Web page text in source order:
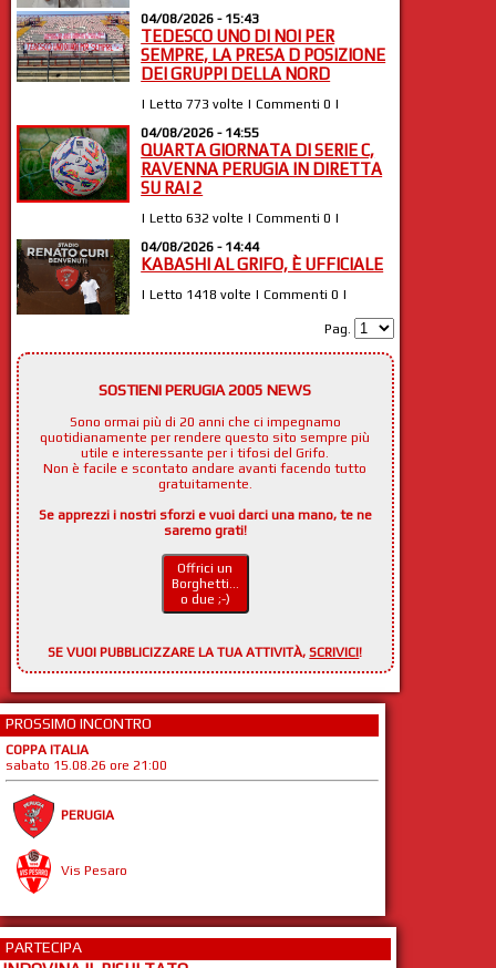
04/08/2026 - 15:43
TEDESCO UNO DI NOI PER
SEMPRE, LA PRESA D POSIZIONE
DEI GRUPPI DELLA NORD
| Letto 773 volte | Commenti 0 |
04/08/2026 - 14:55
QUARTA GIORNATA DI SERIE C,
RAVENNA PERUGIA IN DIRETTA
SU RAI 2
| Letto 632 volte | Commenti 0 |
04/08/2026 - 14:44
KABASHI AL GRIFO, È UFFICIALE
| Letto 1418 volte | Commenti 0 |
Pag.
SOSTIENI PERUGIA 2005 NEWS
Sono ormai più di 20 anni che ci impegnamo
quotidianamente per rendere questo sito sempre più
utile e interessante per i tifosi del Grifo.
Non è facile e scontato andare avanti facendo tutto
gratuitamente.
Se apprezzi i nostri sforzi e vuoi darci una mano, te ne
saremo grati!
Offrici un
Borghetti...
o due ;-)
SE VUOI PUBBLICIZZARE LA TUA ATTIVITÀ,SCRIVICI!
PROSSIMO INCONTRO
COPPA ITALIA
sabato 15.08.26 ore 21:00
PERUGIA
Vis Pesaro
PARTECIPA